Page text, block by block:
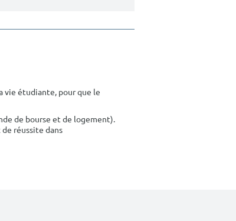
vie étudiante, pour que le
de bourse et de logement).
réussite dans